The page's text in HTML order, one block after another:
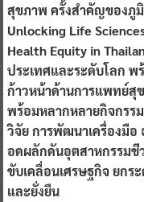
สุขภาพ ครั้งสำคัญของภู
Unlocking Life
Health Equity in
ประเทศและระดับโลก พ
ก้าวหน้าด้านการแพทย์สุ
พร้อมหลากหลายกิจกรร
วิจัย การพัฒนาเครื่องมื
อดผลักดันอุตสาหกรรมชี
ขับเคลื่อนเศรษฐกิจ ยกร
และยั่งยืน